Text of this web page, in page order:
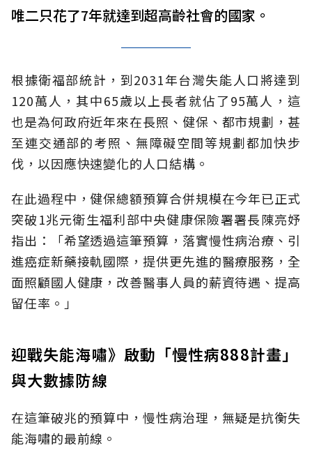
唯二只花了7年就達到超高齡社會的國家。
根據衛福部統計，到2031年台灣失能人口將達到
120萬人，其中65歲以上長者就佔了95萬人，這
也是為何政府近年來在長照、健保、都市規劃，甚
至連交通部的考照、無障礙空間等規劃都加快步
伐，以因應快速變化的人口結構。
在此過程中，健保總額預算合併規模在今年已正式
突破1兆元衛生福利部中央健康保險署署長陳亮妤
指出：「希望透過這筆預算，落實慢性病治療、引
進癌症新藥接軌國際，提供更先進的醫療服務，全
面照顧國人健康，改善醫事人員的薪資待遇、提高
留任率。」
迎戰失能海嘯》啟動「慢性病888計畫」
與大數據防線
在這筆破兆的預算中，慢性病治理，無疑是抗衡失
能海嘯的最前線。